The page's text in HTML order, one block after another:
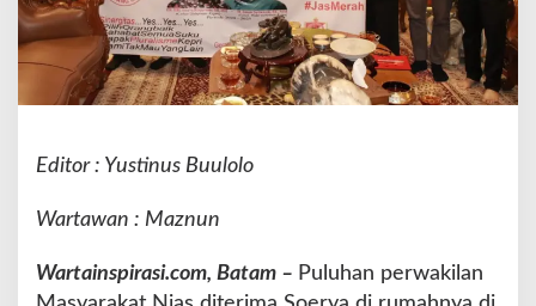
t
D
u
k
g
e
o
y
Editor : Yustinus Buulolo
Wartawan : Maznun
Wartainspirasi.com, Batam – Puluhan perwakilan